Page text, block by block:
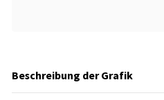
Beschreibung der Grafik